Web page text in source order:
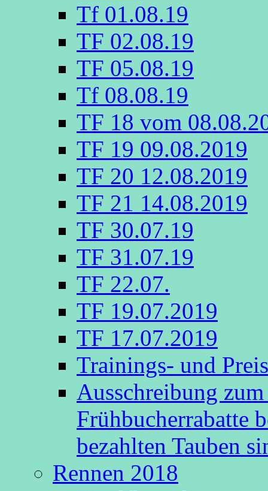
Tf 01.08.19
TF 02.08.19
TF 05.08.19
Tf 08.08.19
TF 18 vom
TF 19 09.08.2019
TF 20 12.08.2019
TF 21 14.08.2019
TF 30.07.19
TF 31.07.19
TF 22.07.
TF 19.07.2019
TF 17.07.2019
Trainings- und
Ausschreibung
Frühbucherrabatte
bezahlten Tauben
Rennen 2018